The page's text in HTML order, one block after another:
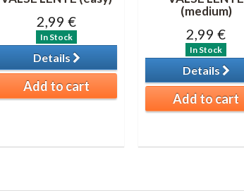
2,99 €
In Stock
Details
Add to cart
(medium)
2,99 €
In Stock
Details
Add to cart